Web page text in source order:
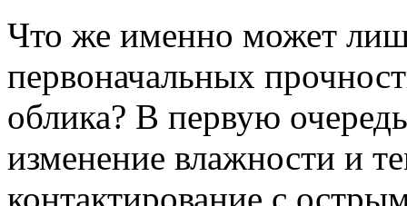
Что же именно может
первоначальных
облика? В первую
изменение влажности и
контактирование с